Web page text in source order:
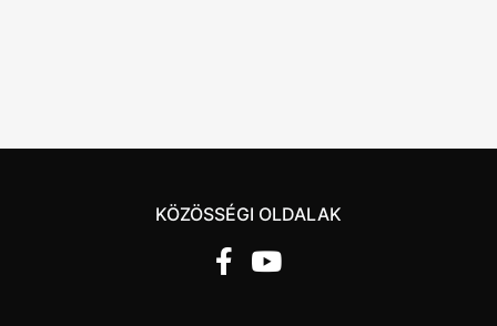
KÖZÖSSÉGI OLDALAK